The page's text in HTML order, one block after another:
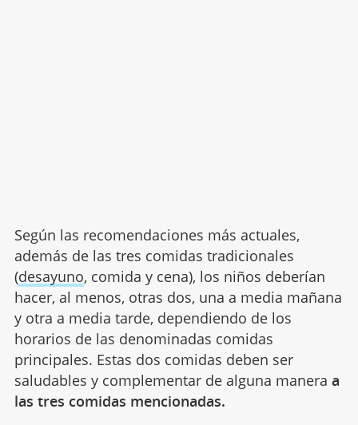
Según las recomendaciones más actuales,
además de las tres comidas tradicionales
(desayuno, comida y cena), los niños deberían
hacer, al menos, otras dos, una a media mañana
y otra a media tarde, dependiendo de los
horarios de las denominadas comidas
principales. Estas dos comidas deben ser
saludables y complementar de alguna manera a
las tres comidas mencionadas.